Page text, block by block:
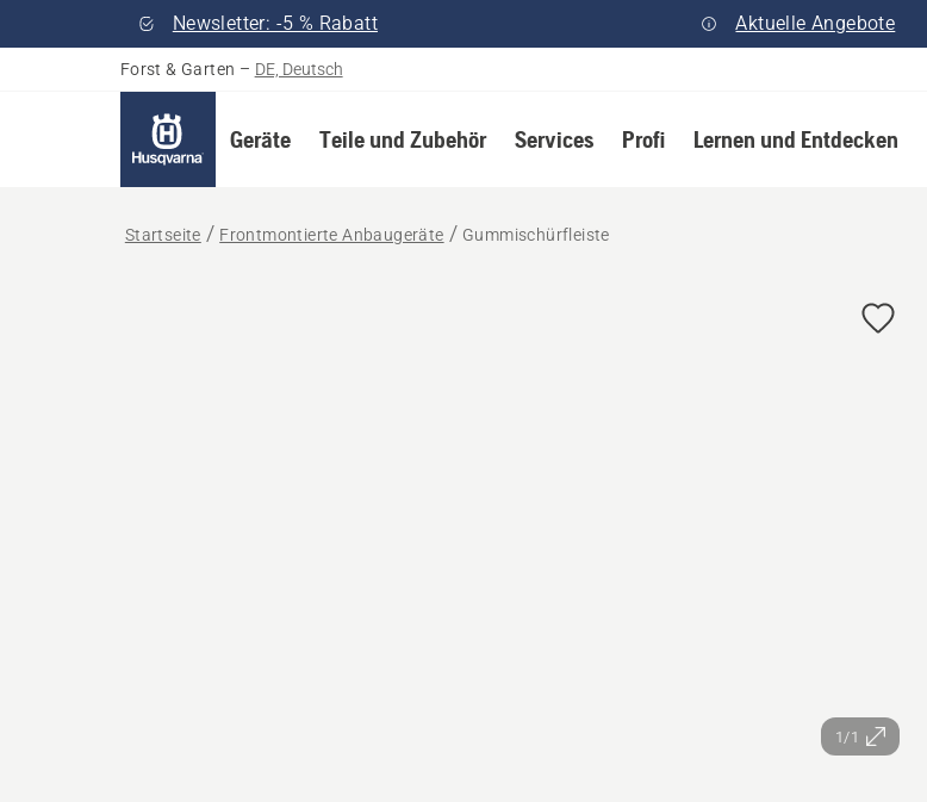
Newsletter: -5 % Rabatt Aktuelle Angebote
Forst & Garten – DE, Deutsch
Geräte Teile und Zubehör Services Profi Lernen und Entdecken
Startseite Frontmontierte Anbaugeräte Gummischürfleiste
1/1